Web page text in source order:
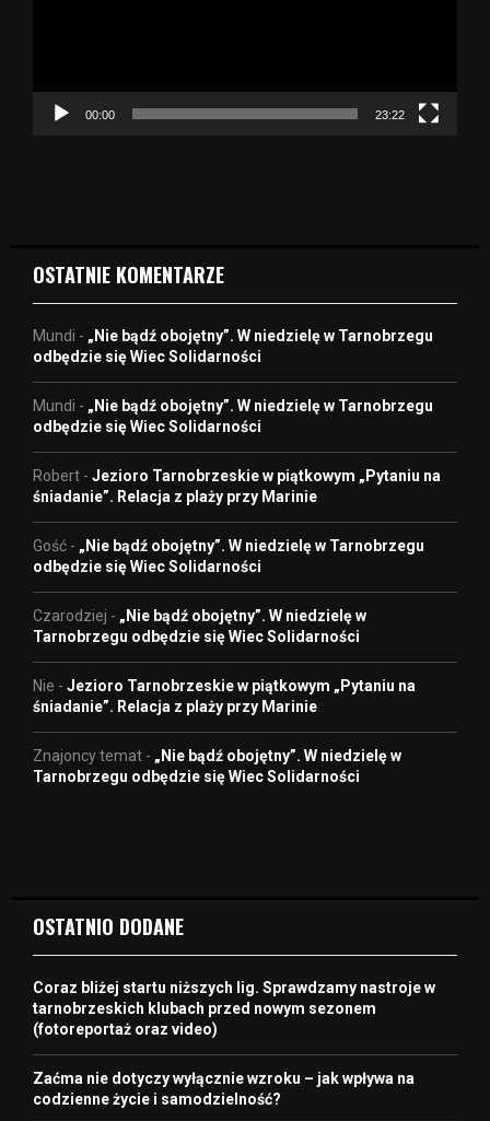
c
00:00 23:22
OSTATNIE KOMENTARZE
Mundi - „Nie bądź obojętny”. W niedzielę w Tarnobrzegu
odbędzie się Wiec Solidarności
Mundi - „Nie bądź obojętny”. W niedzielę w Tarnobrzegu
odbędzie się Wiec Solidarności
Robert - Jezioro Tarnobrzeskie w piątkowym „Pytaniu na
śniadanie”. Relacja z plaży przy Marinie
Gość - „Nie bądź obojętny”. W niedzielę w Tarnobrzegu
odbędzie się Wiec Solidarności
Czarodziej - „Nie bądź obojętny”. W niedzielę w
Tarnobrzegu odbędzie się Wiec Solidarności
Nie - Jezioro Tarnobrzeskie w piątkowym „Pytaniu na
śniadanie”. Relacja z plaży przy Marinie
Znajoncy temat - „Nie bądź obojętny”. W niedzielę w
Tarnobrzegu odbędzie się Wiec Solidarności
OSTATNIO DODANE
Coraz bliżej startu niższych lig. Sprawdzamy nastroje w
tarnobrzeskich klubach przed nowym sezonem
(fotoreportaż oraz video)
Zaćma nie dotyczy wyłącznie wzroku – jak wpływa na
codzienne życie i samodzielność?